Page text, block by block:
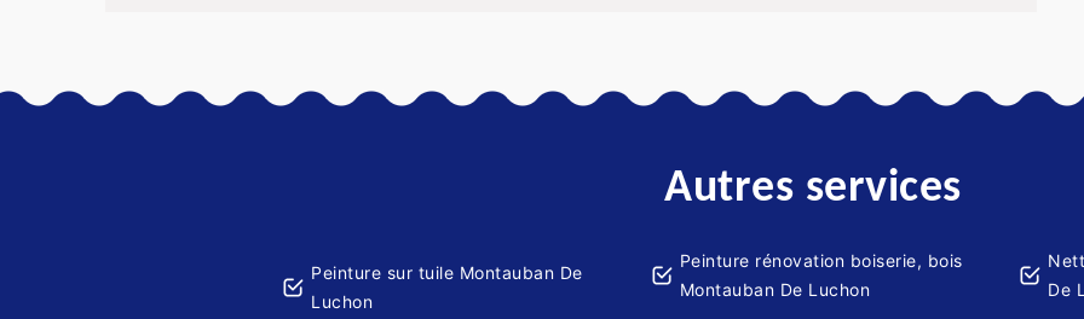
Autres services
Peinture sur tuile Montauban De
Luchon
Peinture rénovation boiserie, bois
Montauban De Luchon
De